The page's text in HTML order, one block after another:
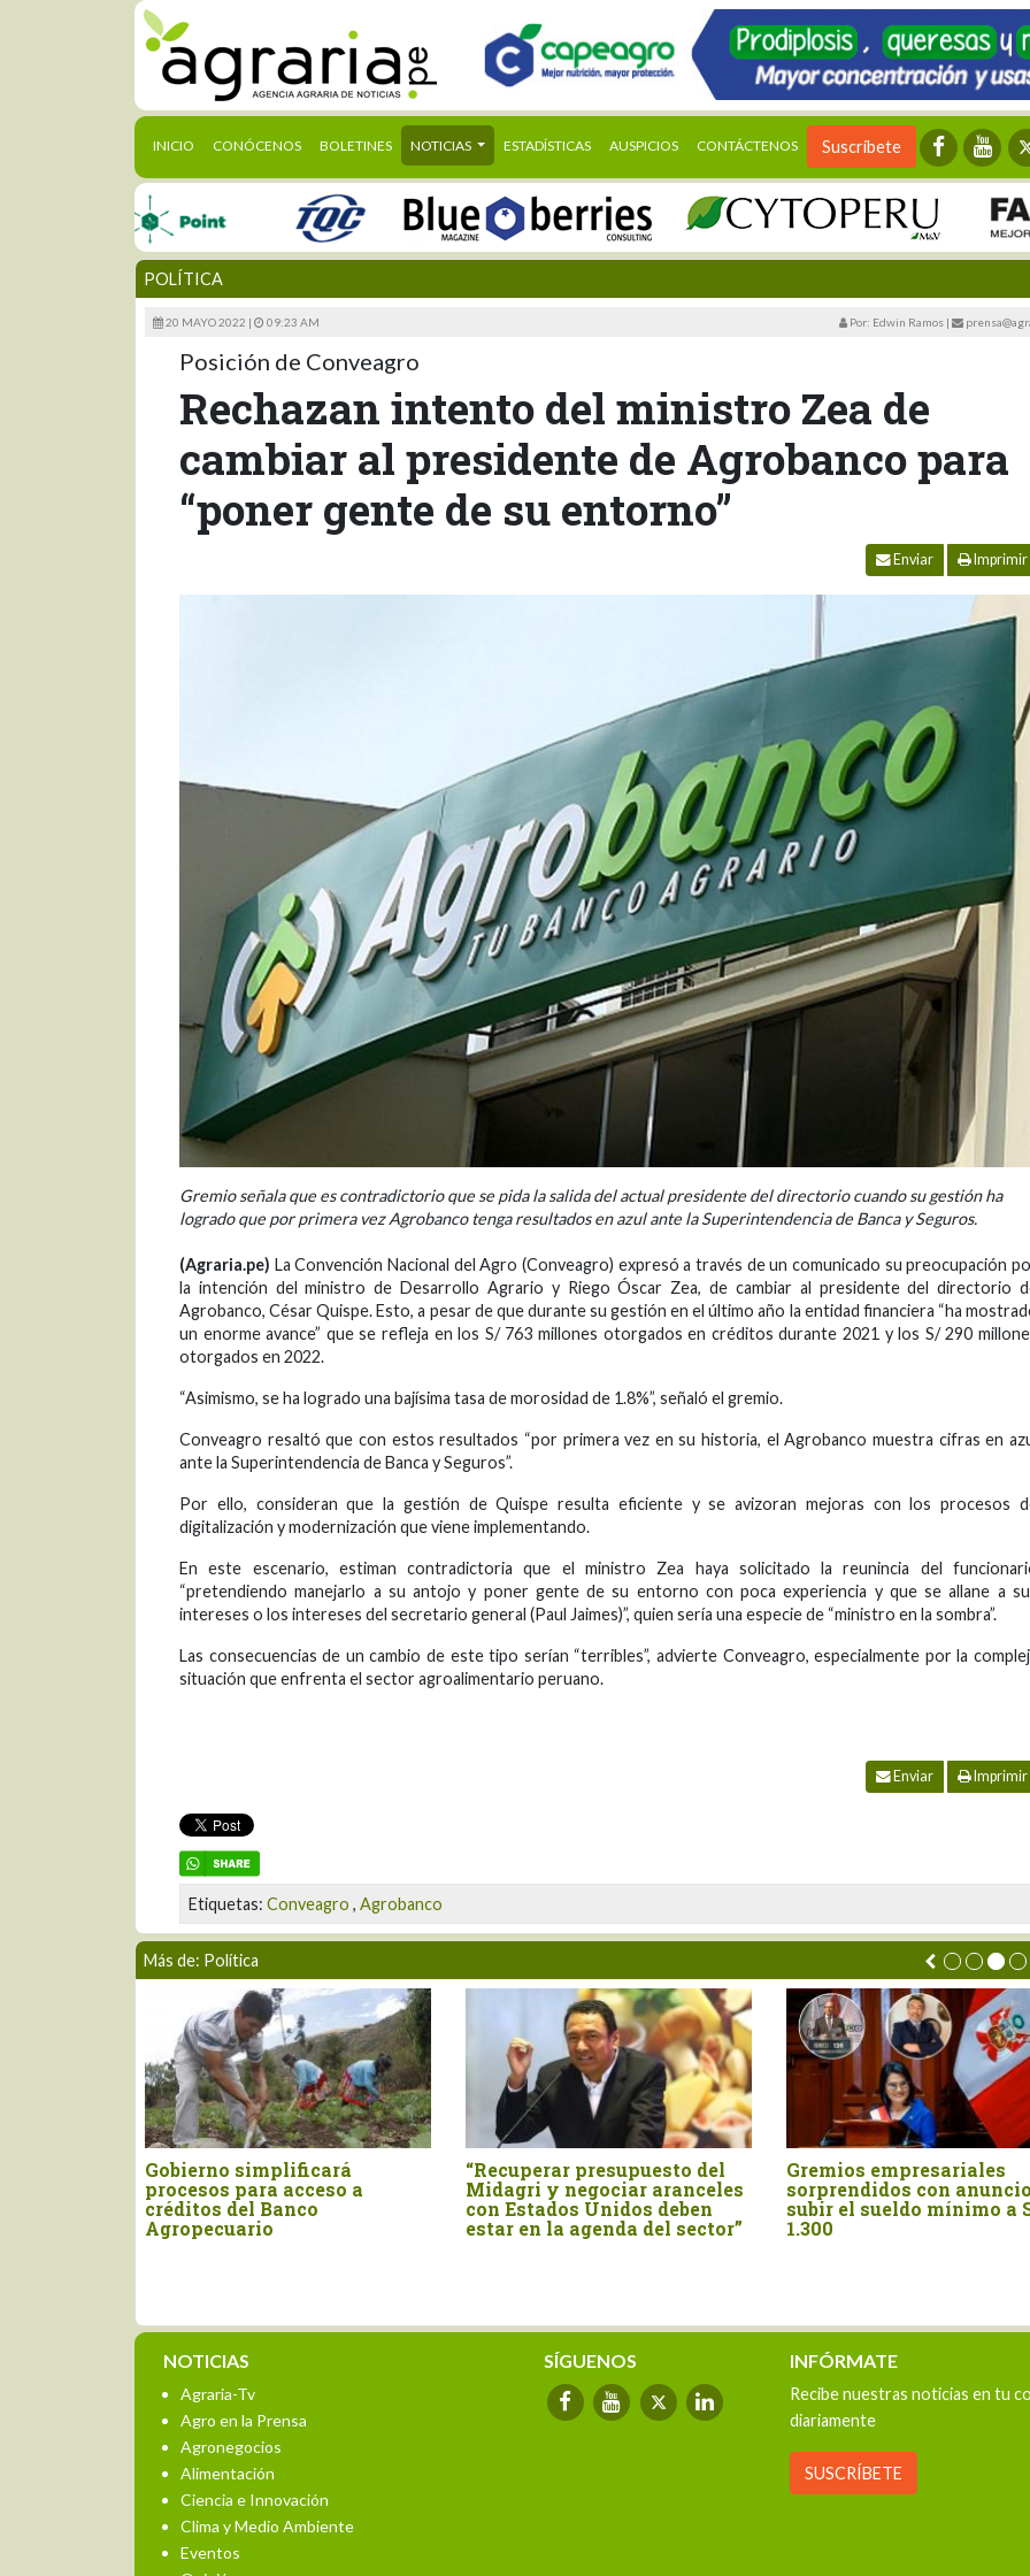
INICIO (CURRENT)
CONÓCENOS BOLETINES NOTICIAS ESTADÍSTICAS AUSPICIOS CONTÁCTENOS Suscríbete
POLÍTICA
20 MAYO 2022 | 09:23 AM Por: Edwin Ramos |
Posición de Conveagro
Rechazan intento del ministro Zea de
cambiar al presidente de Agrobanco para
“poner gente de su entorno”
Enviar Imprimir
Gremio señala que es contradictorio que se pida la salida del actual presidente del directorio cuando su gestión ha
logrado que por primera vez Agrobanco tenga resultados en azul ante la Superintendencia de Banca y Seguros.
(Agraria.pe) La Convención Nacional del Agro (Conveagro) expresó a través de un comunicado su preocupación
la intención del ministro de Desarrollo Agrario y Riego Óscar Zea, de cambiar al presidente del directorio
Agrobanco, César Quispe. Esto, a pesar de que durante su gestión en el último año la entidad financiera “ha
un enorme avance” que se refleja en los S/ 763 millones otorgados en créditos durante 2021 y los S/ 290
otorgados en 2022.
“Asimismo, se ha logrado una bajísima tasa de morosidad de 1.8%”, señaló el gremio.
Conveagro resaltó que con estos resultados “por primera vez en su historia, el Agrobanco muestra cifras en
ante la Superintendencia de Banca y Seguros”.
Por ello, consideran que la gestión de Quispe resulta eficiente y se avizoran mejoras con los procesos
digitalización y modernización que viene implementando.
En este escenario, estiman contradictoria que el ministro Zea haya solicitado la reunincia del
“pretendiendo manejarlo a su antojo y poner gente de su entorno con poca experiencia y que se allane a
intereses o los intereses del secretario general (Paul Jaimes)”, quien sería una especie de “ministro en la sombra”.
Las consecuencias de un cambio de este tipo serían “terribles”, advierte Conveagro, especialmente por la
situación que enfrenta el sector agroalimentario peruano.
Enviar Imprimir
Etiquetas: Conveagro , Agrobanco
Más de: Política
simplificará
para acceso a
“Recuperar presupuesto del
Midagri y negociar aranceles
con Estados Unidos deben
estar en la agenda del sector”
Gremios empresariales
sorprendidos con anuncio de
subir el sueldo mínimo a S/
1.300
ADEX
presidenta
NOTICIAS
Agraria-Tv
Agro en la Prensa
Agronegocios
Alimentación
Ciencia e Innovación
Clima y Medio Ambiente
Eventos
SÍGUENOS INFÓRMATE
Recibe nuestras noticias en tu
diariamente
SUSCRÍBETE